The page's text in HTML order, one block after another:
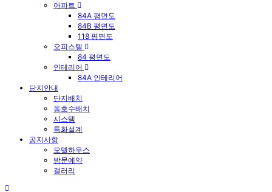
아파트
84A 평면도
84B 평면도
118 평면도
오피스텔
84 평면도
인테리어
84A 인테리어
단지안내
단지배치
동호수배치
시스템
특화설계
공지사항
모델하우스
방문예약
갤러리